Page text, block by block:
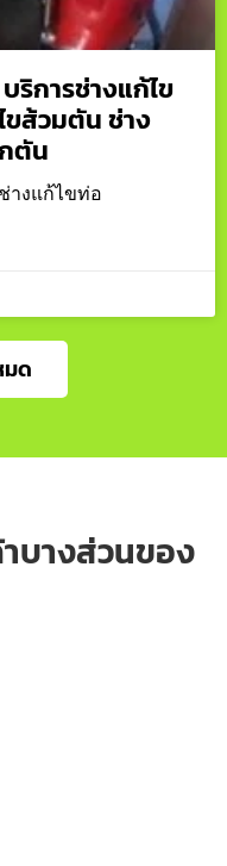
ริการช่างแก้ไข
ส้วมตัน ช่าง
ตัน
างแก้ไขท่อ
ด
บางส่วนของ